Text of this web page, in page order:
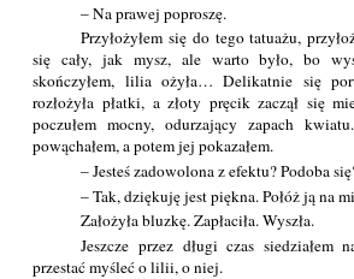
– Na prawej poproszę.
Przyłożyłem się do tego tatuażu,
się cały, jak mysz, ale warto było, bo
skończyłem, lilia ożyła… Delikatnie się
rozłożyła płatki, a złoty pręcik zaczął się
poczułem mocny, odurzający zapach
powąchałem, a potem jej pokazałem.
– Jesteś zadowolona z efektu? Podoba
– Tak, dziękuję jest piękna. Połóż ją na
Założyła bluzkę. Zapłaciła. Wyszła.
Jeszcze przez długi czas siedziałem
przestać myśleć o lilii, o niej.